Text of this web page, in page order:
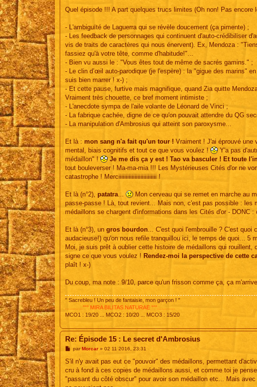
s
g
Quel épisode !!! A part quelques trucs limites (Oh non! Pas
- L'ambiguïté de Laguerra qui se révèle doucement (ça pimente) ;
- Les feedback de personnages qui continuent d'auto-crédibiliser
vis de traits de caractères qui nous énervent). Ex, Mendoza :
fassiez qu'à votre tête, comme d'habitude!"...
- Bien vu aussi le : "Vous êtes tout de même de sacrés gamins." ;
- Le clin d’œil auto-parodique (je l'espère) : la "gigue des marins"
suis bien marrer ! x-) ;
- Et cette pause, furtive mais magnifique, quand Zia quitte
Vraiment très chouette, ce bref moment intimiste ;
- L'anecdote sympa de l'aile volante de Léonard de Vinci ;
- La fabrique cachée, digne de ce qu'on pouvait attendre du QG
- La manipulation d'Ambrosius qui atteint son paroxysme...
Et là : mon sang n'a fait qu'un tour ! Vraiment ! J'ai éprouvé une
mental, biais cognitifs et tout ce que vous voulez !
Y'a pas
médaillon" !
Je me dis ça y est ! Tao va basculer ! Et toute
tout bouleverser ! Ma-ma-mia !!! Les Mystérieuses Cités d'or ne
catastrophe ! Merciiiiiiiiiiiiiiiiiiiiiiiiii !
Et là (n°2), patatra
Mon cerveau qui se remet en marche au
passe-passe ! Là, tout revient... Mais non, c'est pas possible : les
médaillons se chargent d'informations dans les Cités d'or - DONC
Et là (n°3), un gros bourdon ... C'est quoi l'embrouille ? C'est
audacieuse!) qu'on nous refile tranquillou ici, le temps de quoi... 5
Moi, je suis prêt à oublier cette histoire de médaillons qui
signe ce que vous voulez ! Rendez-moi la perspective de cette
plaît ! x-)
Du coup, ma note : 9/10, parce qu'un frisson comme ça, ça
" Sacrebleu ! Un peu de fantaisie, mon garçon ! "
............°°° MIRA BILITAS NATURAE °°°............
MCO1 : 19/20 ... MCO2 : 10/20 ... MCO3 : 15/20
Re: Épisode 15 : Le secret d'Ambrosius
M
s
a
g
parMorcar» 02 11 2016, 23:31
S'il n'y avait pas eut ce "pouvoir" des médaillons, permettant
cru à fond à ces copies de médaillons aussi, et comme toi je
"passant du côté obscur" pour avoir son médaillon etc... Mais